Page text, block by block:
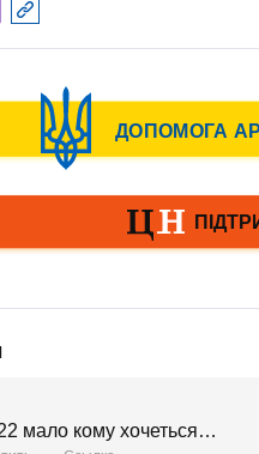
мало кому хочеться…